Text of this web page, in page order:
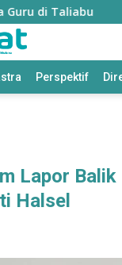
di Taliabu
Perspektif
Lapor Balik
Halsel